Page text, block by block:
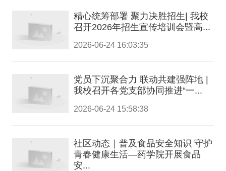
精心统筹部署 聚力决胜招生| 我校
召开2026年招生宣传培训会暨高...
2026-06-24 16:03:35
党员下沉聚合力 联动共建强阵地 |
我校召开各党支部协同推进“一...
2026-06-24 15:58:38
社区动态｜普及食品安全知识 守护
青春健康生活—药学院开展食品
安...